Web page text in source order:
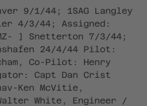
9/1/44; 1SAG Langley
4/3/44; Assigned:
] Snetterton 7/3/44;
24/4/44 Pilot:
Co-Pilot: Henry
Capt Dan Crist
Ken McVitie,
White, Engineer /